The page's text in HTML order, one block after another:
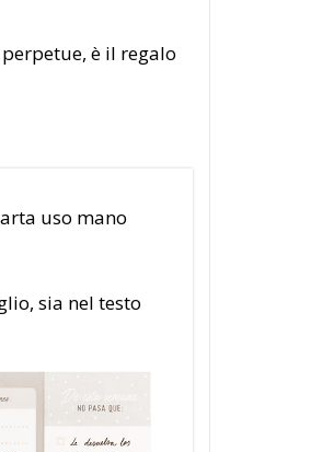
è il regalo
uso mano
sia nel testo